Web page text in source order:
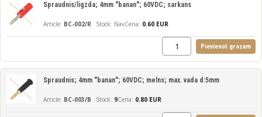
BC-002/R
Spraudnis/ligzda; 4mm "banan"; 60VDC; sarkans
NavCena: 0.60 EUR
Pievienot grozam
BC-003/B
Spraudnis; 4mm "banan"; 60VDC; melns; max. vada d:5mm
9Cena: 0.80 EUR